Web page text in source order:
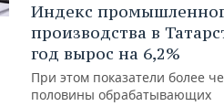
Индекс
производства в
год вырос на 6,2%
При этом показатели более
половины обрабатывающих